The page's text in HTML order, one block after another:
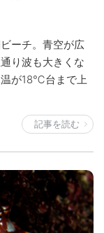
ーチ。青空が広
り波も大きくな
温が18℃台まで上
記事を読む